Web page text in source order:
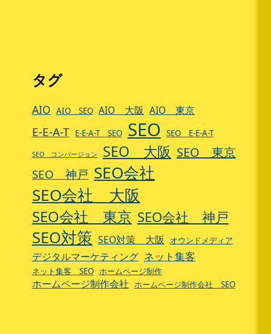
タグ
AIO AIO SEO AIO 大阪 AIO 東京
E-E-A-T E-E-A-T SEO SEO SEO E-E-A-T
SEO コンバージョン SEO 大阪 SEO 東京
SEO 神戸 SEO会社
SEO会社 大阪
SEO会社 東京 SEO会社 神戸
SEO対策 SEO対策 大阪 オウンドメディア
デジタルマーケティング ネット集客
ネット集客 SEO ホームページ制作
ホームページ制作会社 ホームページ制作会社 SEO